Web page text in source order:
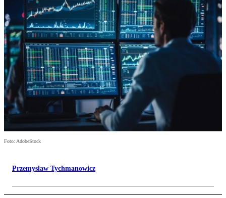
Foto: AdobeStock
Przemysław Tychmanowicz